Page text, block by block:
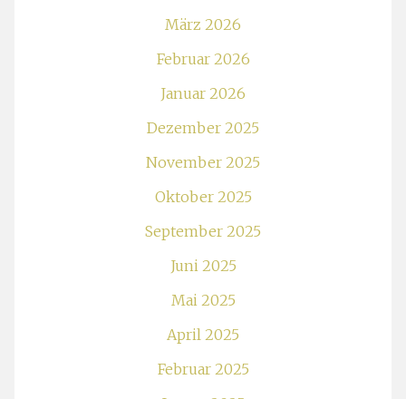
März 2026
Februar 2026
Januar 2026
Dezember 2025
November 2025
Oktober 2025
September 2025
Juni 2025
Mai 2025
April 2025
Februar 2025